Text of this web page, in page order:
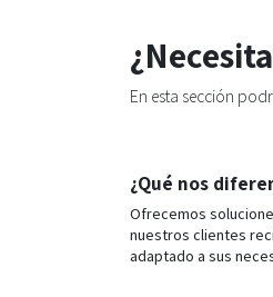
En esta sección
¿Qué nos
Ofrecemos
nuestros clientes
adaptado a sus